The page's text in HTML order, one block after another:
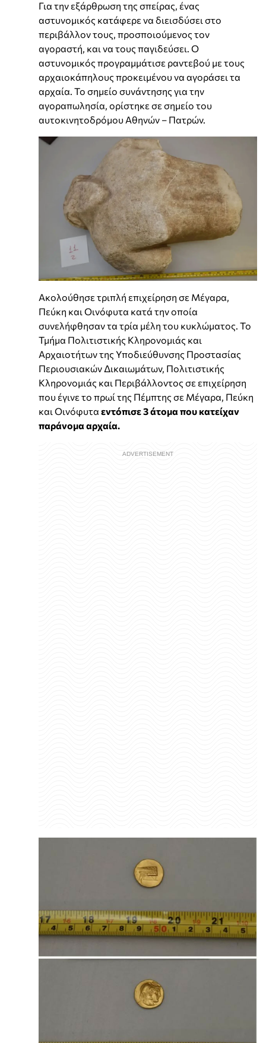
Για την εξάρθρωση της σπείρας, ένας
αστυνομικός κατάφερε να διεισδύσει στο
περιβάλλον τους, προσποιούμενος τον
αγοραστή, και να τους παγιδεύσει. Ο
αστυνομικός προγραμμάτισε ραντεβού με τους
αρχαιοκάπηλους προκειμένου να αγοράσει τα
αρχαία. Το σημείο συνάντησης για την
αγοραπωλησία, ορίστηκε σε σημείο του
αυτοκινητοδρόμου Αθηνών – Πατρών.
Ακολούθησε τριπλή επιχείρηση σε Μέγαρα,
Πεύκη και Οινόφυτα κατά την οποία
συνελήφθησαν τα τρία μέλη του κυκλώματος. Το
Τμήμα Πολιτιστικής Κληρονομιάς και
Αρχαιοτήτων της Υποδιεύθυνσης Προστασίας
Περιουσιακών Δικαιωμάτων, Πολιτιστικής
Κληρονομιάς και Περιβάλλοντος σε επιχείρηση
που έγινε το πρωί της Πέμπτης σε Μέγαρα, Πεύκη
και Οινόφυτα εντόπισε 3 άτομα που κατείχαν
παράνομα αρχαία.